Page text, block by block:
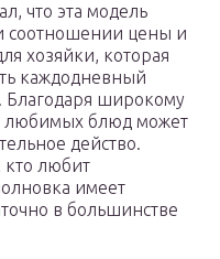
что эта модель
соотношении цены и
хозяйки, которая
каждодневный
Благодаря широкому
любимых блюд может
действо.
кто любит
имеет
в большинстве